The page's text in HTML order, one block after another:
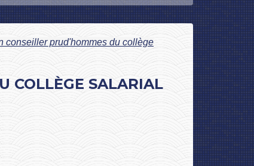
conseiller prud'hommes du collège
COLLÈGE SALARIAL